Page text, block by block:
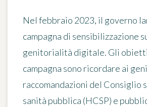
Nel febbraio 2023, il governo
campagna di sensibilizzazione
genitorialità digitale. Gli
campagna sono ricordare ai
raccomandazioni del Consiglio
sanità pubblica (HCSP) e